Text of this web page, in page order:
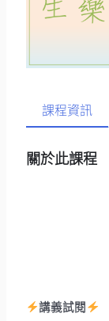
課程資訊
關於此課程
講義試閱